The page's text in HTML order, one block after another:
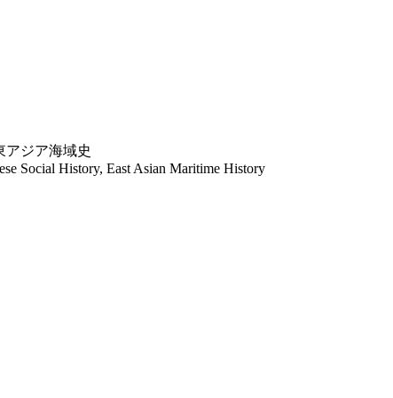
アジア海域史
Social History, East Asian Maritime History